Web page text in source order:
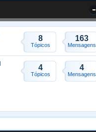
8
Tópicos
163
Mensagens
4
Tópicos
4
Mensagens